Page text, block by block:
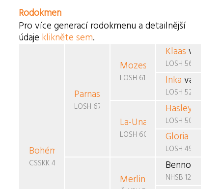
Rodokmen
Pro více generací rodokmenu a detailnější
údaje klikněte sem.
Bohéma
CSSKK 404/93
Parnas van de Buildrager
LOSH 672499
Mozes van de Buildrager
LOSH 616937
La-Una van de Buildrager
LOSH 600627
Merlin v.d.
Klaas van de
LOSH 562984
Inka van de
LOSH 520489
Hasley
LOSH 506411
Gloria
LOSH 490769
Benno v.d.
NHSB 1290793